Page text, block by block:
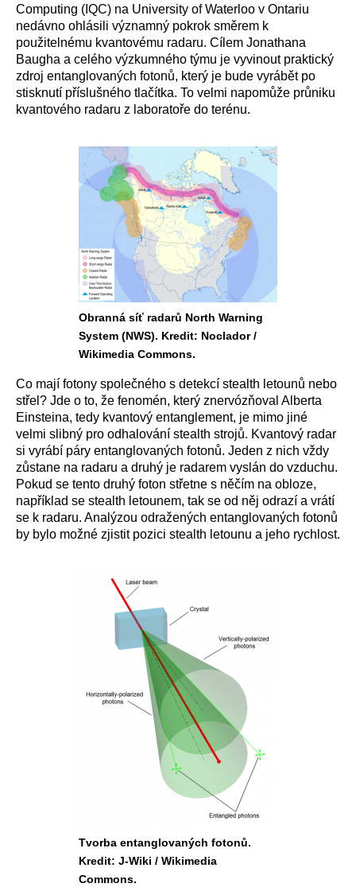
Computing (IQC) na University of Waterloo v Ontariu
nedávno ohlásili významný pokrok směrem k
použitelnému kvantovému radaru. Cílem Jonathana
Baugha a celého výzkumného týmu je vyvinout praktický
zdroj entanglovaných fotonů, který je bude vyrábět po
stisknutí příslušného tlačítka. To velmi napomůže průniku
kvantového radaru z laboratoře do terénu.
Obranná síť radarů North Warning
System (NWS). Kredit: Noclador /
Wikimedia Commons.
Co mají fotony společného s detekcí stealth letounů nebo
střel? Jde o to, že fenomén, který znervózňoval Alberta
Einsteina, tedy kvantový entanglement, je mimo jiné
velmi slibný pro odhalování stealth strojů. Kvantový radar
si vyrábí páry entanglovaných fotonů. Jeden z nich vždy
zůstane na radaru a druhý je radarem vyslán do vzduchu.
Pokud se tento druhý foton střetne s něčím na obloze,
například se stealth letounem, tak se od něj odrazí a vrátí
se k radaru. Analýzou odražených entanglovaných fotonů
by bylo možné zjistit pozici stealth letounu a jeho rychlost.
Tvorba entanglovaných fotonů.
Kredit: J-Wiki / Wikimedia
Commons.